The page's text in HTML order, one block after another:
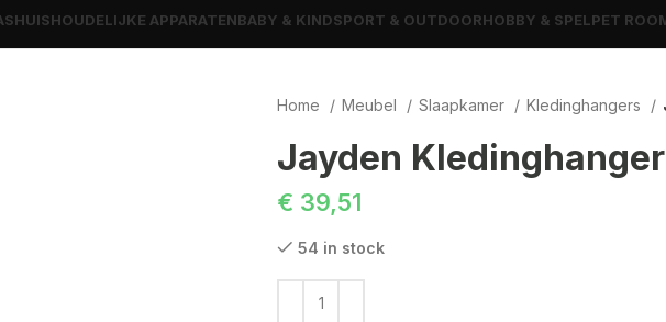
HUISHOUDELIJKE APPARATENBABY & KINDSPORT & OUTDOORHOBBY & SPEL PET
Home Meubel Slaapkamer Kledinghangers
Jayden
€ 39,51
54 in stock